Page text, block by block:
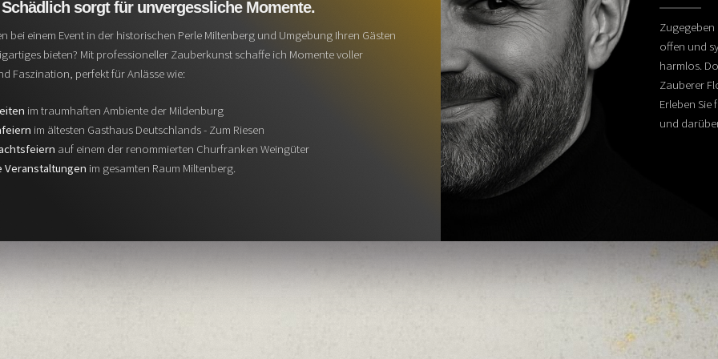
sorgt für unvergessliche Momente.
bei einem Event in der historischen Perle Miltenberg und Umgebung Ihren Gästen
bieten? Mit professioneller Zauberkunst schaffe ich Momente voller
Faszination, perfekt für Anlässe wie:
im traumhaften Ambiente der Mildenburg
im ältesten Gasthaus Deutschlands - Zum Riesen
auf einem der renommierten Churfranken Weingüter
Veranstaltungen im gesamten Raum Miltenberg.
offen und
harmlos.
Zauberer
Erleben
und